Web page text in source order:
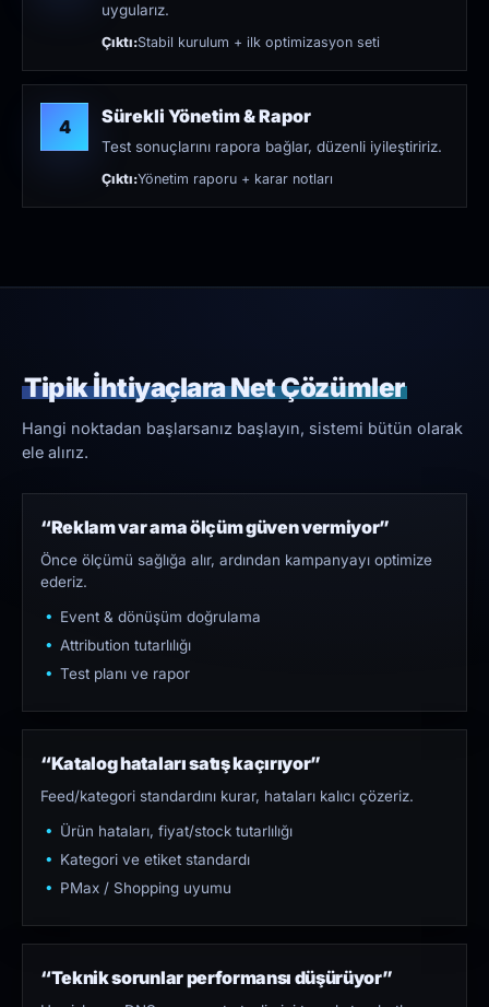
uygularız.
Çıktı:Stabil kurulum + ilk optimizasyon seti
4 Sürekli Yönetim & Rapor
Test sonuçlarını rapora bağlar, düzenli iyileştiririz.
Çıktı:Yönetim raporu + karar notları
Tipik İhtiyaçlara Net Çözümler
Hangi noktadan başlarsanız başlayın, sistemi bütün olarak
ele alırız.
“Reklam var ama ölçüm güven vermiyor”
Önce ölçümü sağlığa alır, ardından kampanyayı optimize
ederiz.
Event & dönüşüm doğrulama
Attribution tutarlılığı
Test planı ve rapor
“Katalog hataları satış kaçırıyor”
Feed/kategori standardını kurar, hataları kalıcı çözeriz.
Ürün hataları, fiyat/stock tutarlılığı
Kategori ve etiket standardı
PMax / Shopping uyumu
“Teknik sorunlar performansı düşürüyor”